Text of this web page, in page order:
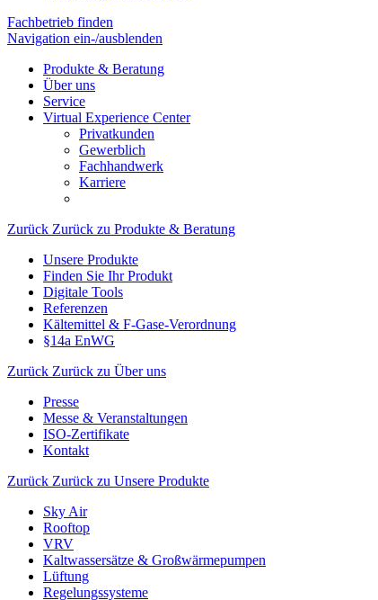
Fachbetrieb finden
Navigation ein-/ausblenden
Produkte & Beratung
Über uns
Service
Virtual Experience Center
Privatkunden
Gewerblich
Fachhandwerk
Karriere
Zurück Zurück zu Produkte & Beratung
Unsere Produkte
Finden Sie Ihr Produkt
Digitale Tools
Referenzen
Kältemittel & F-Gase-Verordnung
§14a EnWG
Zurück Zurück zu Über uns
Presse
Messe & Veranstaltungen
ISO-Zertifikate
Kontakt
Zurück Zurück zu Unsere Produkte
Sky Air
Rooftop
VRV
Kaltwassersätze & Großwärmepumpen
Lüftung
Regelungssysteme